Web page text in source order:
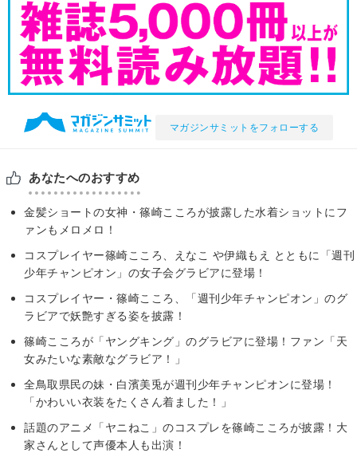
マガジンサミットをフォローする
あなたへのおすすめ
金髪ショートの女神・篠崎こころが披露した水着ショットにフ
ァンもメロメロ！
コスプレイヤー篠崎こころ、えなこ や伊織もえ とともに「週刊
少年チャンピオン」の女子会グラビアに登場！
コスプレイヤー・篠崎こころ、「週刊少年チャンピオン」のグ
ラビアで妖艶すぎる姿を披露！
篠崎こころが「ヤングキング」のグラビアに登場！ファン「天
女みたいな素敵なグラビア！」
全鳥取県民の妹・白濱美兎が週刊少年チャンピオンに登場！
「かわいい衣装をたくさん着ました！」
話題のアニメ「ヤニねこ」のコスプレを篠崎こころが披露！大
家さんとして声優本人も出演！